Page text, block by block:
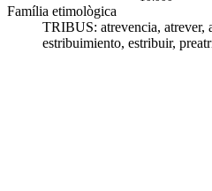
Família etimològica
TRIBUS: atrevencia, atrever,
estribuimiento, estribuir,